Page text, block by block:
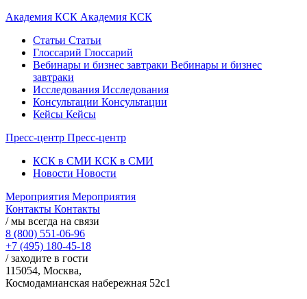
Академия КСК Академия КСК
Статьи Статьи
Глоссарий Глоссарий
Вебинары и бизнес завтраки Вебинары и бизнес
завтраки
Исследования Исследования
Консультации Консультации
Кейсы Кейсы
Пресс-центр Пресс-центр
КСК в СМИ КСК в СМИ
Новости Новости
Мероприятия Мероприятия
Контакты Контакты
/ мы всегда на связи
8 (800) 551-06-96
+7 (495) 180-45-18
/ заходите в гости
115054, Москва,
Космодамианская набережная 52с1